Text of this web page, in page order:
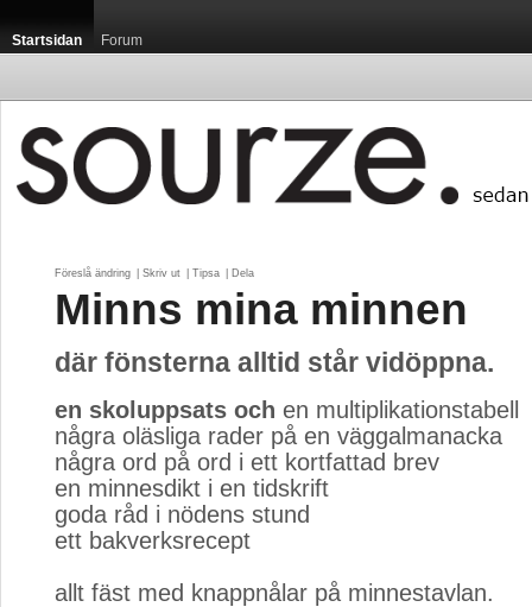
Startsidan Forum
Föreslå ändring Skriv ut Tipsa Dela
Minns mina minnen
där fönsterna alltid står vidöppna.
en skoluppsats och en multiplikationstabell
några oläsliga rader på en väggalmanacka
några ord på ord i ett kortfattad brev
en minnesdikt i en tidskrift
goda råd i nödens stund
ett bakverksrecept
allt fäst med knappnålar på minnestavlan.